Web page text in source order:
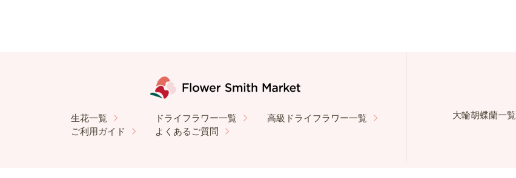
生花一覧 ドライフラワー一覧
高級ドライフラワー一覧
ご利用ガイド
よくあるご質問
大輪胡蝶蘭一覧